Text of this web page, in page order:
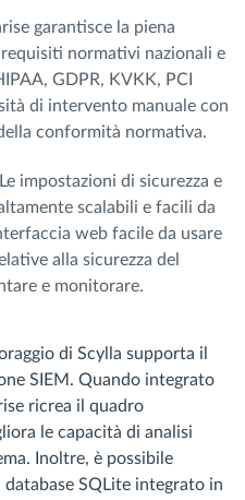
garantisce la piena
normativi nazionali e
GDPR, KVKK, PCI
di intervento manuale con
conformità normativa.
Le impostazioni di sicurezza e
scalabili e facili da
web facile da usare
alla sicurezza del
e monitorare.
di Scylla supporta il
SIEM. Quando integrato
ricrea il quadro
le capacità di analisi
Inoltre, è possibile
SQLite integrato in